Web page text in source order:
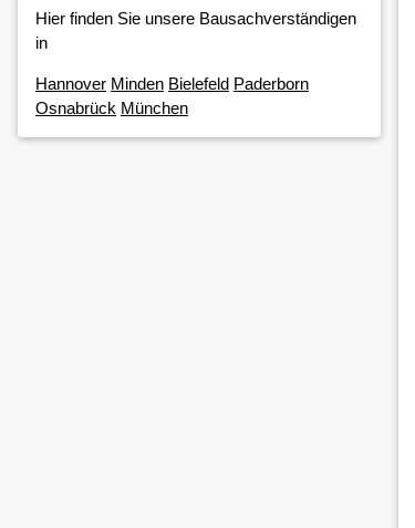
Hier finden Sie unsere Bausachverständigen
in
Hannover Minden Bielefeld Paderborn
Osnabrück München